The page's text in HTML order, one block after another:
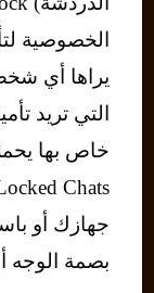
الخصوصية
يراها أي
التي تريد
خاص بها
جهازك أو
بصمة الوجه